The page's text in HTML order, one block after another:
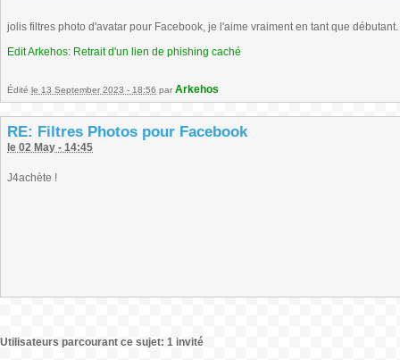
jolis filtres photo d'avatar pour Facebook, je l'aime vraiment en tant que
Edit Arkehos: Retrait d'un lien de phishing caché
Édité le 13 September 2023 - 18:56 par Arkehos
RE: Filtres Photos pour Facebook
le 02 May - 14:45
J4achète !
Utilisateurs parcourant ce sujet: 1 invité